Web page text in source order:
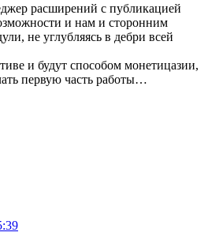
расширений с публикацией
и нам и сторонним
не углубляясь в дебри всей
и будут способом монетицазии,
первую часть работы…